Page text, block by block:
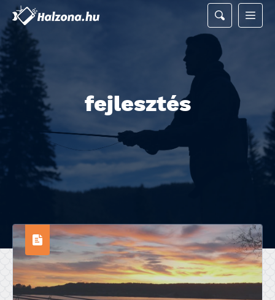
fejlesztés